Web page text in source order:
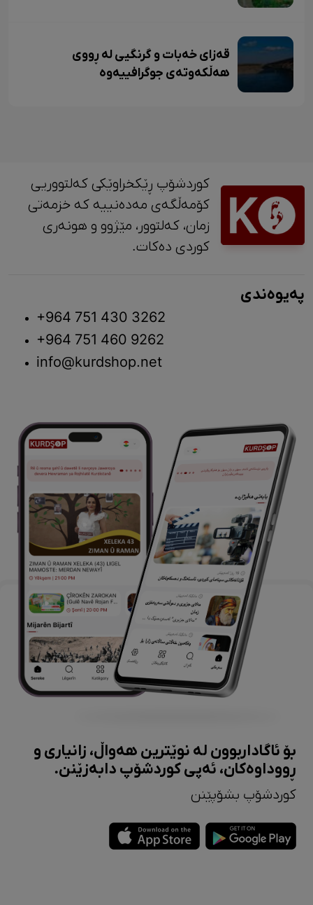
قەزای خەبات و گرنگیی لە ڕووی
هەڵکەوتەی جوگرافییەوە
کوردشۆپ ڕێکخراوێکی کەلتووریی
کۆمەڵگەی مەدەنییە کە خزمەتی
زمان، کەلتوور، مێژوو و ‎هونەری
کوردی دەکات.
پەیوەندی
+964 751 430 3262
+964 751 460 9262
info@kurdshop.net
بۆ ئاگاداربوون لە نوێترین هەواڵ، زانیاری و
ڕووداوەکان، ئەپی کوردشۆپ دابەزێنن.
کوردشۆپ بشۆپێنن